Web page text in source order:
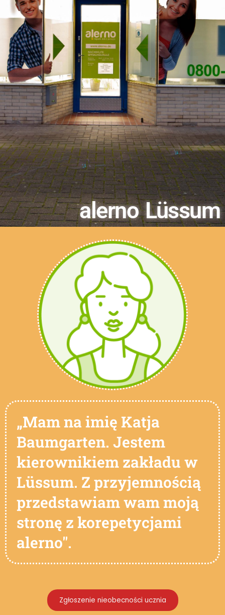
alerno Lüssum
„Mam na imię Katja
Baumgarten. Jestem
kierownikiem zakładu w
Lüssum. Z przyjemnością
przedstawiam wam moją
stronę z korepetycjami
alerno".
Zgłoszenie nieobecności ucznia